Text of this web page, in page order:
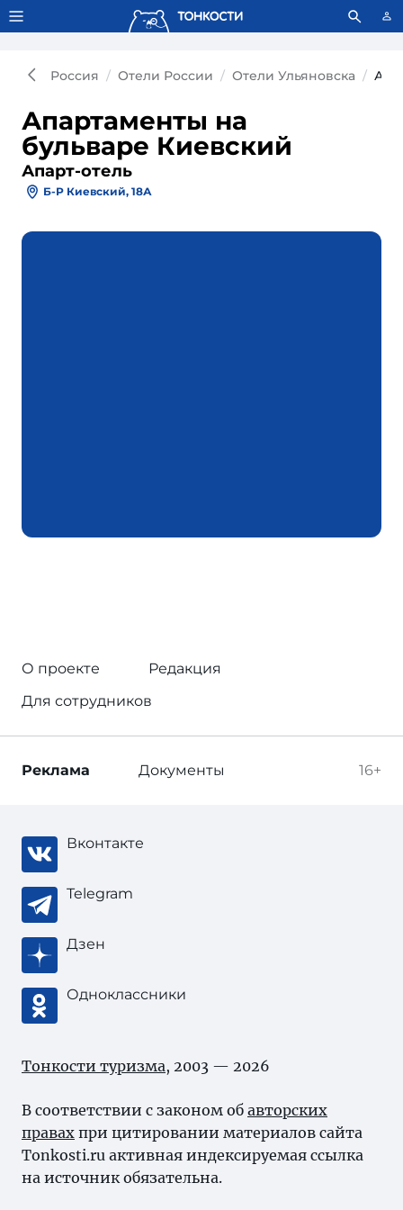
Тонкости используют сookie-файлы. Что это значит?
Россия Отели России Отели Ульяновска
Апартаменты на
бульваре Киевский
Апарт-отель
Б-Р Киевский, 18А
О проекте
Редакция
Для сотрудников
16+
Реклама Документы
Вконтакте
Telegram
Дзен
Одноклассники
Тонкости туризма, 2003 — 2026
В соответствии с законом об авторских
правах при цитировании материалов сайта
Tonkosti.ru активная индексируемая ссылка
на источник обязательна.